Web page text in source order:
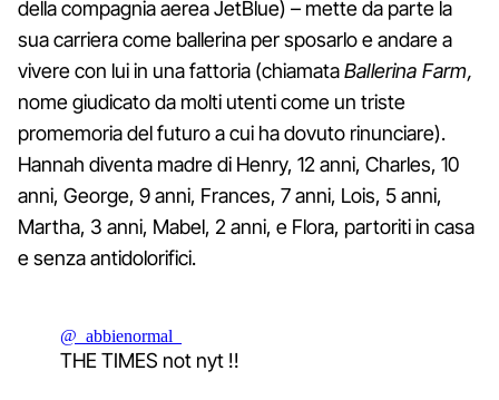
della compagnia aerea JetBlue) – mette da parte la
sua carriera come ballerina per sposarlo e andare a
vivere con lui in una fattoria (chiamataBallerina Farm,
nome giudicato da molti utenti come un triste
promemoria del futuro a cui ha dovuto rinunciare).
Hannah diventa madre di Henry, 12 anni, Charles, 10
anni, George, 9 anni, Frances, 7 anni, Lois, 5 anni,
Martha, 3 anni, Mabel, 2 anni, e Flora, partoriti in casa
e senza antidolorifici.
@_abbienormal_
THE TIMES not nyt !!